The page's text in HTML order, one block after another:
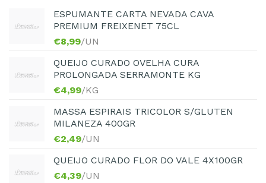
ESPUMANTE CARTA NEVADA CAVA
PREMIUM FREIXENET 75CL
€8,99/UN
QUEIJO CURADO OVELHA CURA
PROLONGADA SERRAMONTE KG
€4,99/KG
MASSA ESPIRAIS TRICOLOR S/GLUTEN
MILANEZA 400GR
€2,49/UN
QUEIJO CURADO FLOR DO VALE 4X100GR
€4,39/UN